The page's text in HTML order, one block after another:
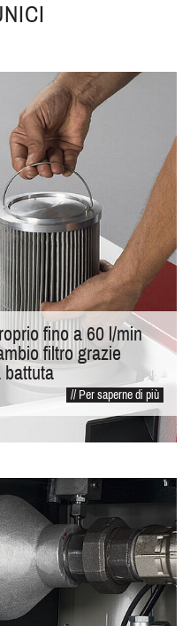
fino a 60 l/min
filtro grazie
battuta
// Per saperne di più